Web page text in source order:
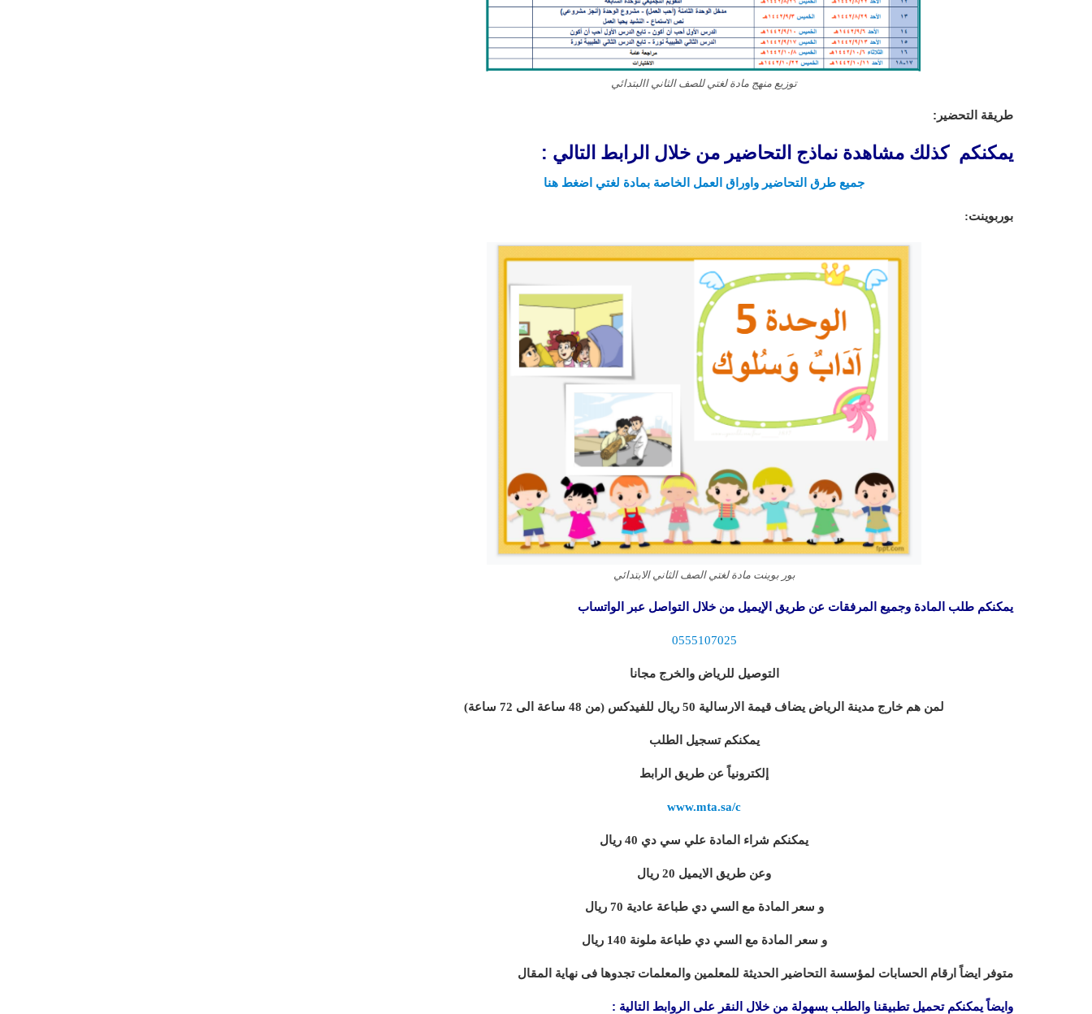
توزيع منهج مادة لغتي للصف الثاني االبتدائي
طريقة التحضير:
يمكنكم كذلك مشاهدة نماذج التحاضير من خلال الرابط التالي :
جميع طرق التحاضير واوراق العمل الخاصة بمادة لغتي اضغط هنا
بوربوينت:
بور بوينت مادة لغتي الصف الثاني الابتدائي
يمكنكم طلب المادة وجميع المرفقات عن طريق الإيميل من خلال التواصل عبر الواتساب
0555107025
التوصيل للرياض والخرج مجانا
لمن هم خارج مدينة الرياض يضاف قيمة الارسالية 50 ريال للفيدكس (من 48 ساعة الى 72 ساعة)
يمكنكم تسجيل الطلب
إلكترونياً عن طريق الرابط
www.mta.sa/c
يمكنكم شراء المادة علي سي دي 40 ريال
وعن طريق الايميل 20 ريال
و سعر المادة مع السي دي طباعة عادية 70 ريال
و سعر المادة مع السي دي طباعة ملونة 140 ريال
متوفر ايضاً ارقام الحسابات لمؤسسة التحاضير الحديثة للمعلمين والمعلمات تجدوها فى نهاية المقال
وايضاً يمكنكم تحميل تطبيقنا والطلب بسهولة من خلال النقر على الروابط التالية :